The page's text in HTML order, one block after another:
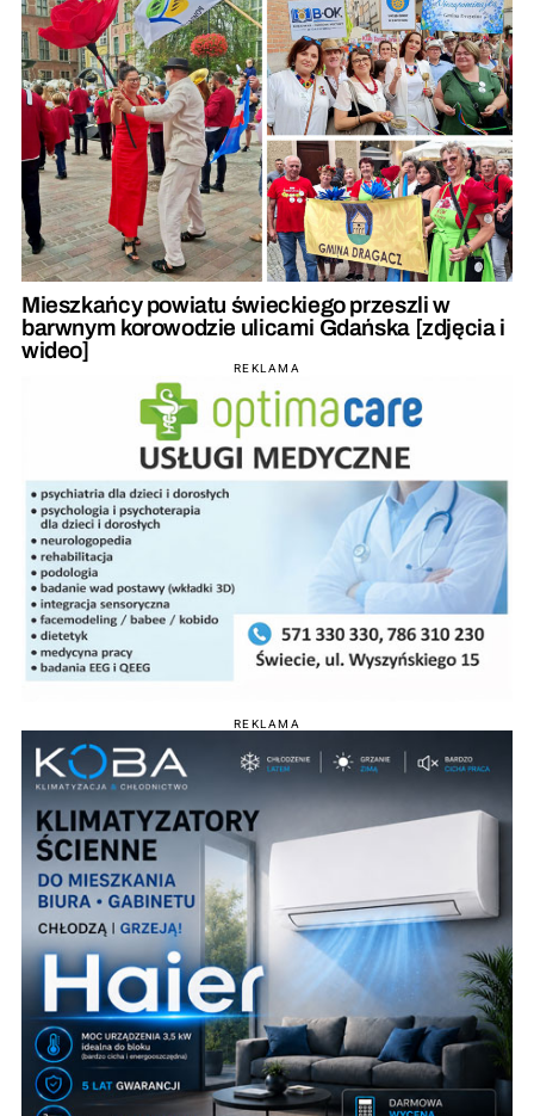
Mieszkańcy powiatu świeckiego przeszli w
barwnym korowodzie ulicami Gdańska [zdjęcia i
wideo]
REKLAMA
REKLAMA